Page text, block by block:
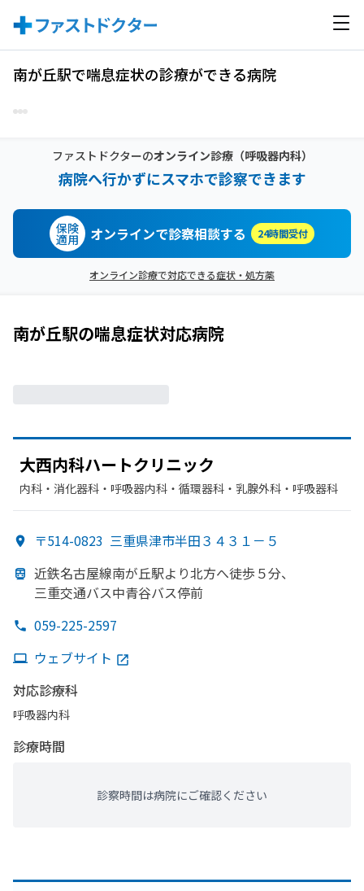
南が丘駅で喘息症状の診療ができる病院
ファストドクターのオンライン診療（呼吸器内科）
病院へ行かずにスマホで診察できます
保険
適用 オンラインで診察相談する 24時間受付
オンライン診療で対応できる症状・処方薬
南が丘駅の喘息症状対応病院
大西内科ハートクリニック
内科・​消化器科・​呼吸器内科・​循環器科・​乳腺外科・​呼吸器科
〒514-0823 三重県津市半田３４３１－５
近鉄名古屋線南が丘駅より北方へ徒歩５分、
三重交通バス中青谷バス停前
059-225-2597
ウェブサイト
対応診療科
呼吸器内科
診療時間
診察時間は病院にご確認ください